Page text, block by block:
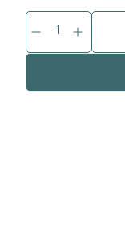
1